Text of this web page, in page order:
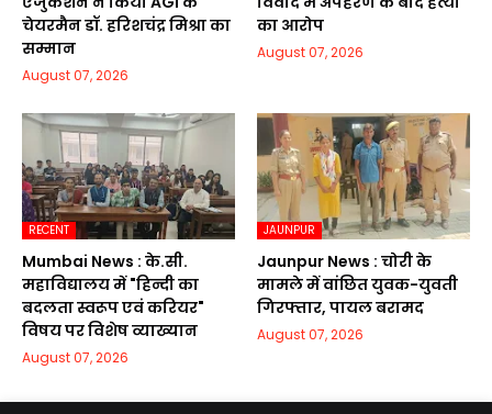
चेयरमैन डॉ. हरिशचंद्र मिश्रा का
सम्मान
August 07, 2026
का आरोप
August 07, 2026
RECENT
Mumbai News : के.सी.
महाविद्यालय में "हिन्दी का
बदलता स्वरूप एवं करियर"
विषय पर विशेष व्याख्यान
August 07, 2026
JAUNPUR
Jaunpur News : चोरी के
मामले में वांछित युवक-युवती
गिरफ्तार, पायल बरामद
August 07, 2026